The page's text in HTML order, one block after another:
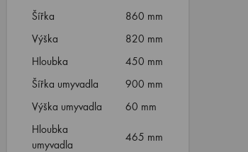
Šířka
860 mm
Výška
820 mm
Hloubka
450 mm
Šířka umyvadla
900 mm
Výška umyvadla
60 mm
Hloubka
umyvadla
465 mm